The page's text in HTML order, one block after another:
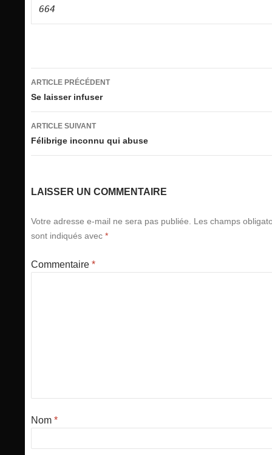
664
Navigation
des
articles
ARTICLE PRÉCÉDENT
Se laisser infuser
ARTICLE SUIVANT
Félibrige inconnu qui abuse
LAISSER UN COMMENTAIRE
Votre adresse e-mail ne sera pas publiée.
Les champs
sont indiqués avec *
Commentaire *
Nom *